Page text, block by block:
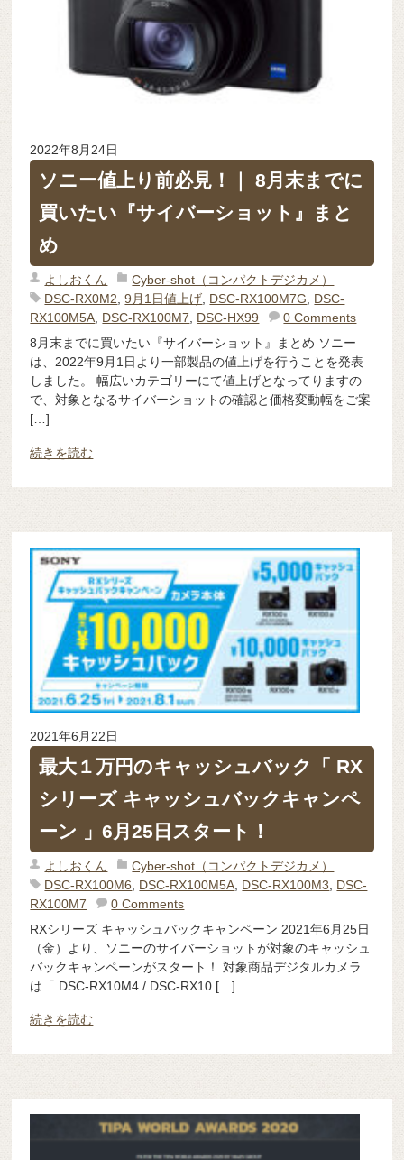
2022年8月24日
ソニー値上り前必見！｜ 8月末までに
買いたい『サイバーショット』まと
め
よしおくん
Cyber-shot（コンパクトデジカメ）
DSC-RX0M2,9月1日値上げ, DSC-RX100M7G, DSC-
RX100M5A, DSC-RX100M7, DSC-HX99
0 Comments
8月末までに買いたい『サイバーショット』まとめ ソニー
は、2022年9月1日より一部製品の値上げを行うことを発表
しました。 幅広いカテゴリーにて値上げとなってりますの
で、対象となるサイバーショットの確認と価格変動幅をご案
[…]
続きを読む
2021年6月22日
最大１万円のキャッシュバック「 RX
シリーズ キャッシュバックキャンペ
ーン 」6月25日スタート！
よしおくん
Cyber-shot（コンパクトデジカメ）
DSC-RX100M6
DSC-RX100M5A DSC-RX100M3
DSC-
RX100M7
0 Comments
RXシリーズ キャッシュバックキャンペーン 2021年6月25日
（金）より、ソニーのサイバーショットが対象のキャッシュ
バックキャンペーンがスタート！ 対象商品デジタルカメラ
は「 DSC-RX10M4 / DSC-RX10 […]
続きを読む